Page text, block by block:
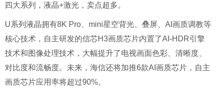
四大系列，液晶+激光，卖点超多。
U系列液晶拥有8K Pro、mini星空背光、叠屏、AI画质调教等
核心技术，自主研发的信芯H3画质芯片内置了AI-HDR引擎
技术和图像处理技术，大幅提升了电视画面色彩、清晰度、
对比度和流畅度。未来，海信还将加推6款AI画质芯片，自主
画质芯片应用率将超过90%。